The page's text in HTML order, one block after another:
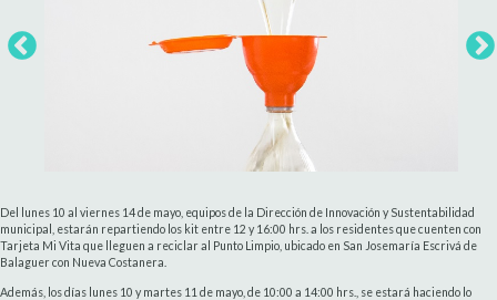
Del lunes 10 al viernes 14 de mayo, equipos de la Dirección de Innovación y Sustentabilidad
municipal, estarán repartiendo los kit entre 12 y 16:00 hrs. a los residentes que cuenten con
Tarjeta Mi Vita que lleguen a reciclar al Punto Limpio, ubicado en San Josemaría Escrivá de
Balaguer con Nueva Costanera.
Además, los días lunes 10 y martes 11 de mayo, de 10:00 a 14:00 hrs., se estará haciendo lo